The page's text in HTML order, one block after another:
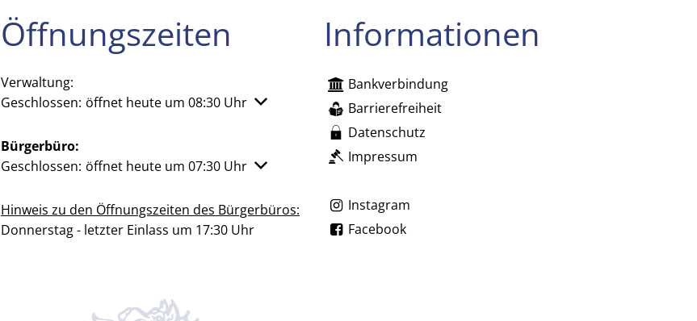
Öffnungszeiten
Verwaltung:
Klicken, um weitere Öffnungs- oder Schließzeiten auszublenden
Geschlossen: öffnet heute um 08:30 Uhr
Bürgerbüro:
Klicken, um weitere Öffnungs- oder Schließzeiten auszublenden
Geschlossen: öffnet heute um 07:30 Uhr
Hinweis zu den Öffnungszeiten des Bürgerbüros:
Donnerstag - letzter Einlass um 17:30 Uhr
Informationen
Bankverbindung
Barrierefreiheit
Datenschutz
Impressum
Instagram
Facebook